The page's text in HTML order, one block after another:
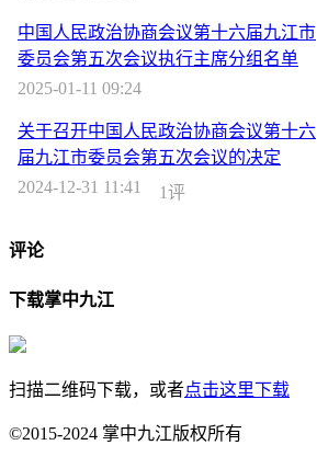
中国人民政治协商会议第十六届九江市
委员会第五次会议执行主席分组名单
2025-01-11 09:24
关于召开中国人民政治协商会议第十六
届九江市委员会第五次会议的决定
2024-12-31 11:41
1评
评论
下载掌中九江
扫描二维码下载，或者点击这里下载
©2015-2024 掌中九江版权所有